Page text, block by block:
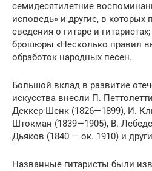
семидесятилетние
исповедь» и другие, в которых
сведения о гитаре и
брошюры «Несколько правил
обработок народных песен.
Большой вклад в развитие
искусства внесли П.
Деккер-Шенк (1826—1899), И.
Штокман (1839—1905), В.
Дьяков (1840 — ок. 1910) и
Названные гитаристы были